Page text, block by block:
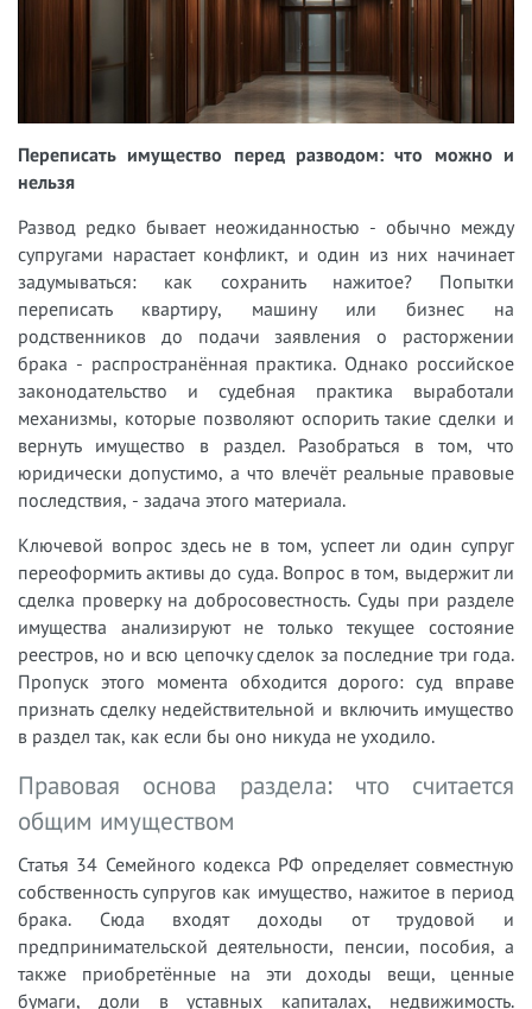
Переписать имущество перед разводом: что можно и
нельзя
Развод редко бывает неожиданностью - обычно между
супругами нарастает конфликт, и один из них начинает
задумываться: как сохранить нажитое? Попытки
переписать квартиру, машину или бизнес на
родственников до подачи заявления о расторжении
брака - распространённая практика. Однако российское
законодательство и судебная практика выработали
механизмы, которые позволяют оспорить такие сделки и
вернуть имущество в раздел. Разобраться в том, что
юридически допустимо, а что влечёт реальные правовые
последствия, - задача этого материала.
Ключевой вопрос здесь не в том, успеет ли один супруг
переоформить активы до суда. Вопрос в том, выдержит ли
сделка проверку на добросовестность. Суды при разделе
имущества анализируют не только текущее состояние
реестров, но и всю цепочку сделок за последние три года.
Пропуск этого момента обходится дорого: суд вправе
признать сделку недействительной и включить имущество
в раздел так, как если бы оно никуда не уходило.
Правовая основа раздела: что считается
общим имуществом
Статья 34 Семейного кодекса РФ определяет совместную
собственность супругов как имущество, нажитое в период
брака. Сюда входят доходы от трудовой и
предпринимательской деятельности, пенсии, пособия, а
также приобретённые на эти доходы вещи, ценные
бумаги, доли в уставных капиталах, недвижимость.